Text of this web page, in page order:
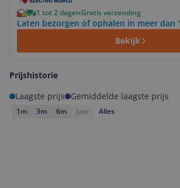
1 tot 2 dagenGratis verzending
Laten bezorgen óf ophalen in meer dan
Bekijk
Prijshistorie
Laagste prijs
Gemiddelde laagste prijs
1m 3m 6m Jaar Alles